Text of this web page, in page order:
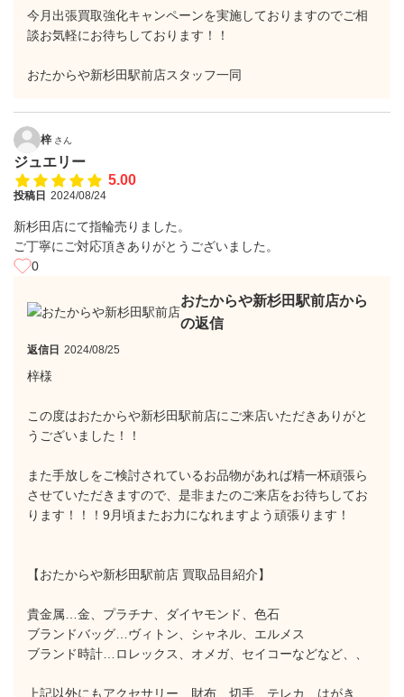
今月出張買取強化キャンペーンを実施しておりますのでご相
談お気軽にお待ちしております！！
おたからや新杉田駅前店スタッフ一同
梓 さん
ジュエリー
5.00
投稿日 2024/08/24
新杉田店にて指輪売りました。
ご丁寧にご対応頂きありがとうございました。
0
おたからや新杉田駅前店から
の返信
返信日 2024/08/25
梓様
この度はおたからや新杉田駅前店にご来店いただきありがと
うございました！！
また手放しをご検討されているお品物があれば精一杯頑張ら
させていただきますので、是非またのご来店をお待ちしてお
ります！！！9月頃またお力になれますよう頑張ります！
【おたからや新杉田駅前店 買取品目紹介】
貴金属…金、プラチナ、ダイヤモンド、色石
ブランドバッグ…ヴィトン、シャネル、エルメス
ブランド時計…ロレックス、オメガ、セイコーなどなど、、
上記以外にもアクセサリー、財布、切手、テレカ、はがき、